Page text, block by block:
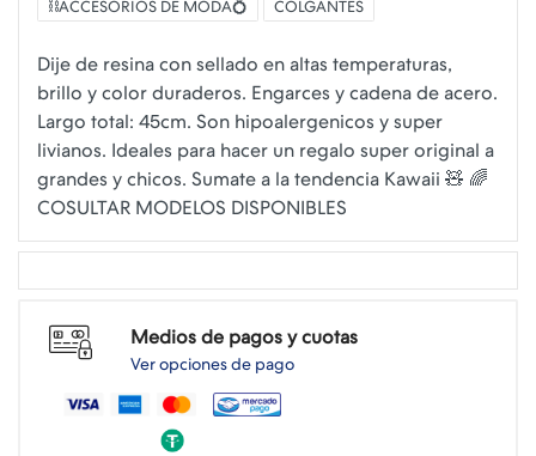
⛓️ACCESORIOS DE MODA💍 COLGANTES
Dije de resina con sellado en altas temperaturas,
brillo y color duraderos. Engarces y cadena de acero.
Largo total: 45cm. Son hipoalergenicos y super
livianos. Ideales para hacer un regalo super original a
grandes y chicos. Sumate a la tendencia Kawaii 🧸 🌈
Medios de pagos y cuotas
Ver opciones de pago